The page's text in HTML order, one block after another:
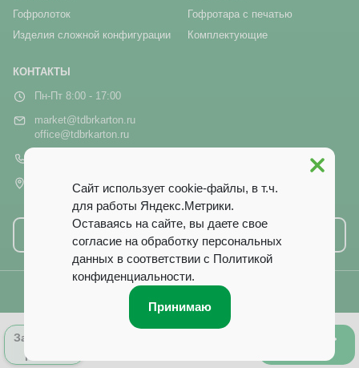
Гофролоток
Гофротара с печатью
Изделия сложной конфигурации
Комплектующие
КОНТАКТЫ
Пн-Пт 8:00 - 17:00
market@tdbrkarton.ru
office@tdbrkarton.ru
г. Брянск, рп Белые Берега,
ул. Белобережская, 1А
Написать нам
© 2014–2026 ООО ТД «Брянский Картон». Все права защищены.
Запросить
расчёт
Оформить
Сайт использует cookie-файлы, в т.ч.
для работы Яндекс.Метрики.
Оставаясь на сайте, вы даете свое
согласие на обработку персональных
данных в соответствии с Политикой
конфиденциальности.
Принимаю